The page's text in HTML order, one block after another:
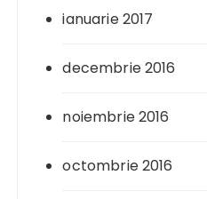
ianuarie 2017
decembrie 2016
noiembrie 2016
octombrie 2016